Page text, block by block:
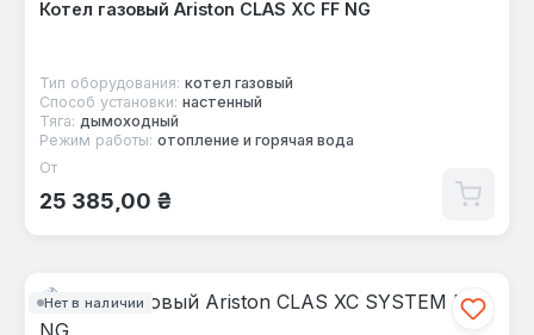
Котел газовый Ariston CLAS XC FF NG
Тип оборудования: котел газовый
Способ установки: настенный
Тяга: дымоходный
Режим работы: отопление и горячая вода
Обычная цена:
От
25 385,00 ₴
Нет в наличии